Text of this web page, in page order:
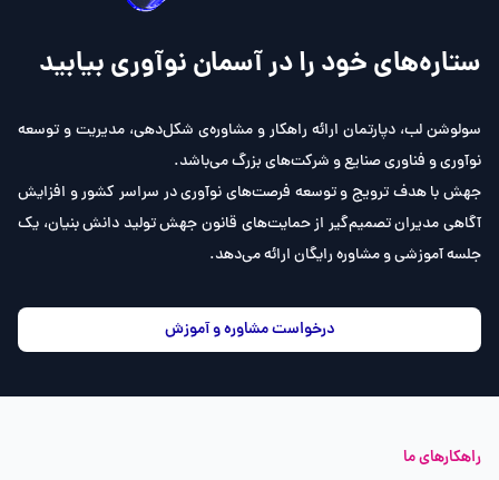
ستاره‌های خود را در آسمان نوآوری بیابید
سولوشن لب، دپارتمان ارائه راهکار و مشاوره‌ی شکل‌دهی، مدیریت و توسعه
نوآوری و فناوری صنایع و شرکت‌های بزرگ می‌باشد.
جهش با هدف ترویج و توسعه فرصت‌های نوآوری در سراسر کشور و افزایش
آگاهی مدیران تصمیم‌گیر از حمایت‌های قانون جهش تولید دانش بنیان، یک
جلسه آموزشی و مشاوره رایگان ارائه می‌دهد.
درخواست مشاوره و آموزش
راهکارهای ما